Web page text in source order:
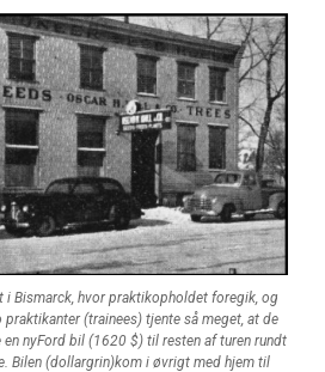
i Bismarck, hvor praktikopholdet foregik, og
praktikanter (trainees) tjente så meget, at de
en nyFord bil (1620 $) til resten af turen rundt
Bilen (dollargrin)kom i øvrigt med hjem til